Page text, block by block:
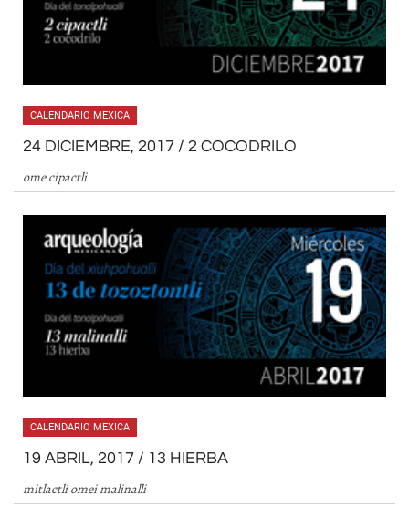
CALENDARIO MEXICA
24 DICIEMBRE, 2017 / 2 COCODRILO
ome cipactli
CALENDARIO MEXICA
19 ABRIL, 2017 / 13 HIERBA
mitlactli omei malinalli